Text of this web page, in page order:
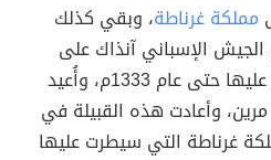
مملكة غرناطة، وبقي كذلك
هجم الجيش الإسباني آنذاك على
المدينة، واستمرت سيطرته عليها حتى عام 1333م، وأُعيد
وأعادت هذه القبيلة في
مملكة غرناطة التي سيطرت عليها